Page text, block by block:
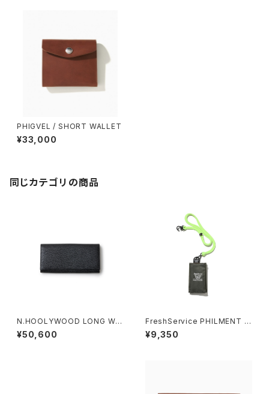
PHIGVEL / SHORT WALLET
¥33,000
同じカテゴリの商品
N.HOOLYWOOD LONG WA
LLET
¥50,600
FreshService PHILMENT F
S TF WALLET
¥9,350